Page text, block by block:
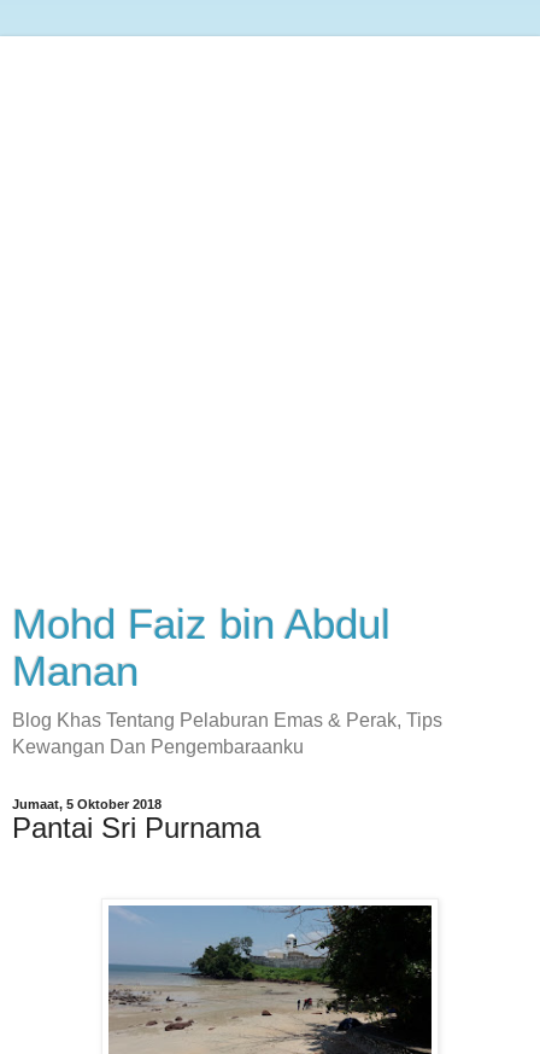
Mohd Faiz bin Abdul
Manan
Blog Khas Tentang Pelaburan Emas & Perak, Tips
Kewangan Dan Pengembaraanku
Jumaat, 5 Oktober 2018
Pantai Sri Purnama